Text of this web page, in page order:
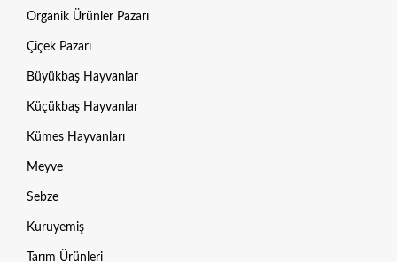
Organik Ürünler Pazarı
Çiçek Pazarı
Büyükbaş Hayvanlar
Küçükbaş Hayvanlar
Kümes Hayvanları
Meyve
Sebze
Kuruyemiş
Tarım Ürünleri